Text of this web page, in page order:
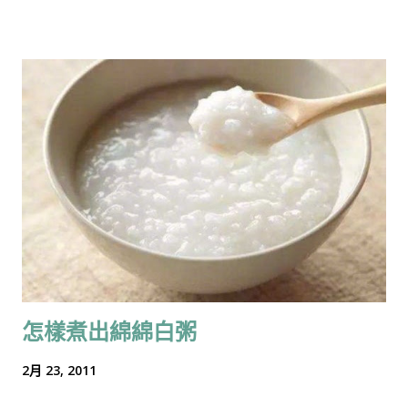
來煲水，有排毒功效，值得一試。 ...
己剪） 8．雙面膠貼，有foam的雙面膠貼，膠水 ，剪刀 做法：
1．大人：先剪出背景紙(約14cm X 10cm）和綠葉 2．小朋友：用
圓形打孔機打出6﹣7個圓形大吉 3．大人和小朋友：大約設計大
吉和綠葉擺放的位置 4．大人和小朋友： 為3個大吉貼上有foam
的雙面膠貼，讓其更突出，更有立體感 5．大人和小朋友：在背
景紙上，先用膠水貼上綠葉和其餘大吉 (做綠葉時，可以用手拍輕
接讓上部分揭起，而只用膠水於下半部分，這樣便很有立體感）
6，小朋友：貼上有foam的雙面膠貼的大吉 7．大人：依盆栽大
小，剪出花盆 8．大人：依花盆大小，剪出用作“福”字揮春的正
方形 9．大人或小朋友：可以在紅色揮春上，寫上“福”字或貼上
“福”字的貼紙 ，貼在花盆上 10．小朋友：把已貼上揮春的花盆，
幼兒圖書推介，可以到 Kids Books 的blog 看看 ：） 如想得知
怎樣煮出綿綿白粥
2月 23, 2011